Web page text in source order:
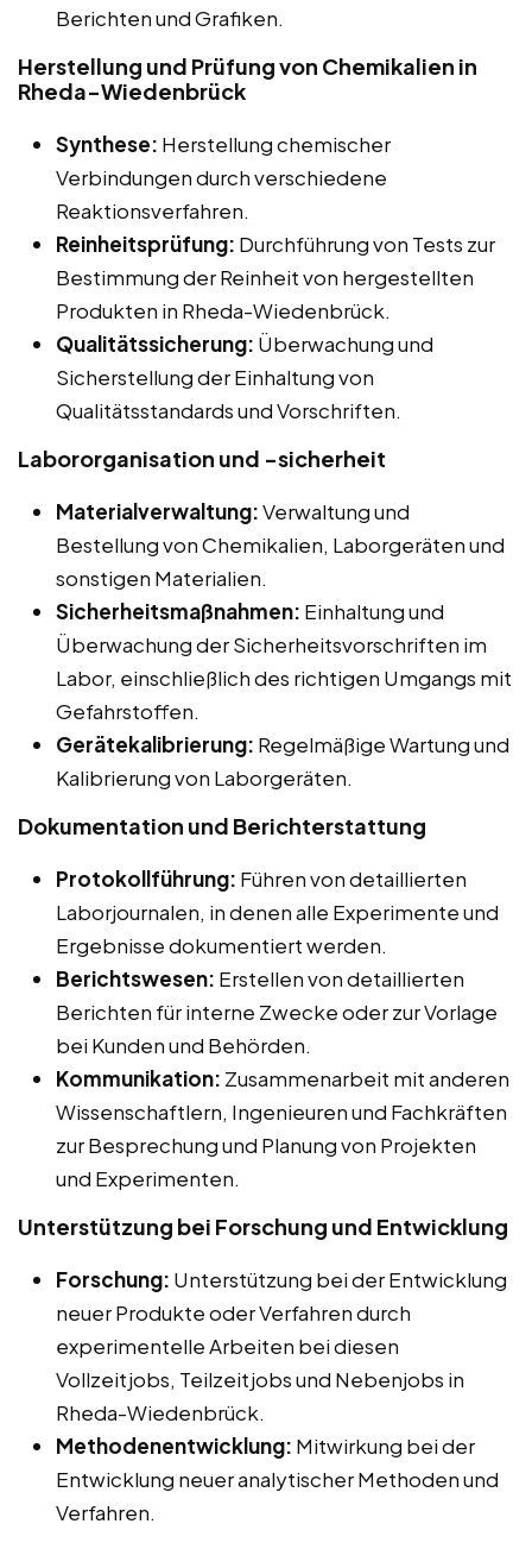
Berichten und Grafiken.
Herstellung und Prüfung von Chemikalien in
Rheda-Wiedenbrück
Synthese: Herstellung chemischer
Verbindungen durch verschiedene
Reaktionsverfahren.
Reinheitsprüfung: Durchführung von Tests zur
Bestimmung der Reinheit von hergestellten
Produkten in Rheda-Wiedenbrück.
Qualitätssicherung: Überwachung und
Sicherstellung der Einhaltung von
Qualitätsstandards und Vorschriften.
Labororganisation und -sicherheit
Materialverwaltung:Verwaltung und
Bestellung von Chemikalien, Laborgeräten und
sonstigen Materialien.
Sicherheitsmaßnahmen: Einhaltung und
Überwachung der Sicherheitsvorschriften im
Labor, einschließlich des richtigen Umgangs mit
Gefahrstoffen.
Gerätekalibrierung: Regelmäßige Wartung und
Kalibrierung von Laborgeräten.
Dokumentation und Berichterstattung
Protokollführung: Führen von detaillierten
Laborjournalen, in denen alle Experimente und
Ergebnisse dokumentiert werden.
Berichtswesen: Erstellen von detaillierten
Berichten für interne Zwecke oder zur Vorlage
bei Kunden und Behörden.
Kommunikation: Zusammenarbeit mit anderen
Wissenschaftlern, Ingenieuren und Fachkräften
zur Besprechung und Planung von Projekten
und Experimenten.
Unterstützung bei Forschung und Entwicklung
Forschung: Unterstützung bei der Entwicklung
neuer Produkte oder Verfahren durch
experimentelle Arbeiten bei diesen
Vollzeitjobs, Teilzeitjobs und Nebenjobs in
Rheda-Wiedenbrück.
Methodenentwicklung: Mitwirkung bei der
Entwicklung neuer analytischer Methoden und
Verfahren.